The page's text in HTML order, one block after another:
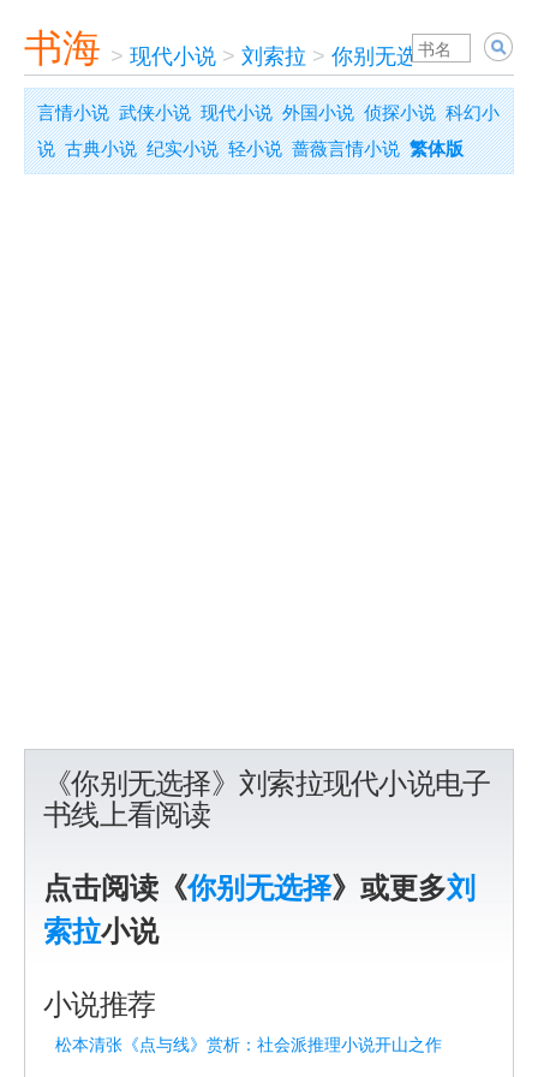
书海 > 现代小说 > 刘索拉 > 你别无选择
言情小说 武侠小说 现代小说 外国小说 侦探小说 科幻小
说 古典小说 纪实小说 轻小说 蔷薇言情小说 繁体版
《你别无选择》刘索拉现代小说电子
书线上看阅读
点击阅读《你别无选择》或更多刘
索拉小说
小说推荐
松本清张《点与线》赏析：社会派推理小说开山之作